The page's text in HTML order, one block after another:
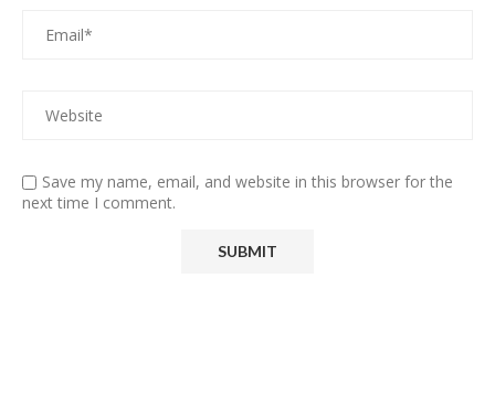
Save my name, email, and website in this browser for the
next time I comment.